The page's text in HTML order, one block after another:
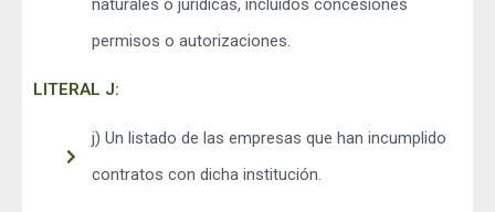
naturales o jurídicas, incluidos concesiones
permisos o autorizaciones.
LITERAL J:
j) Un listado de las empresas que han incumplido
contratos con dicha institución.